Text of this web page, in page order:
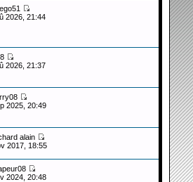
2026, 21:44
2026, 21:37
2025, 20:49
alain
2017, 18:55
2024, 20:48